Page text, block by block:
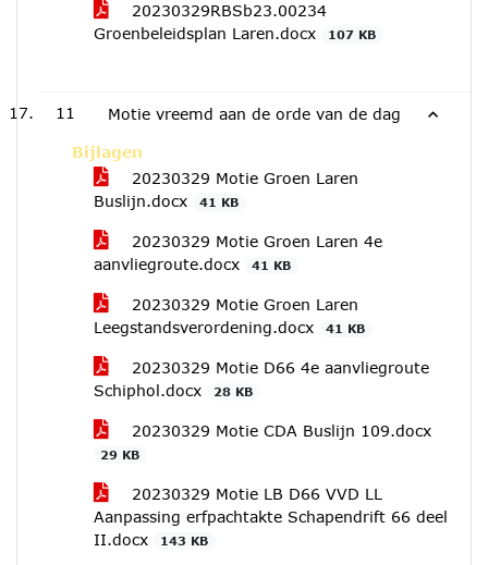
20230329RBSb23.00234
Groenbeleidsplan Laren.docx
107 KB
11 Motie vreemd aan de orde van de dag
Bijlagen
20230329 Motie Groen Laren
Buslijn.docx
41 KB
20230329 Motie Groen Laren 4e
aanvliegroute.docx
41 KB
20230329 Motie Groen Laren
Leegstandsverordening.docx
41 KB
20230329 Motie D66 4e aanvliegroute
Schiphol.docx
28 KB
20230329 Motie CDA Buslijn 109.docx
29 KB
20230329 Motie LB D66 VVD LL
Aanpassing erfpachtakte Schapendrift 66 deel
II.docx
143 KB